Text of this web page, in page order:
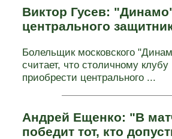
Виктор Гусев:
центрального
Болельщик московского
считает, что столичному
приобрести центрального ...
Андрей Ещенко: "В
победит тот, кто